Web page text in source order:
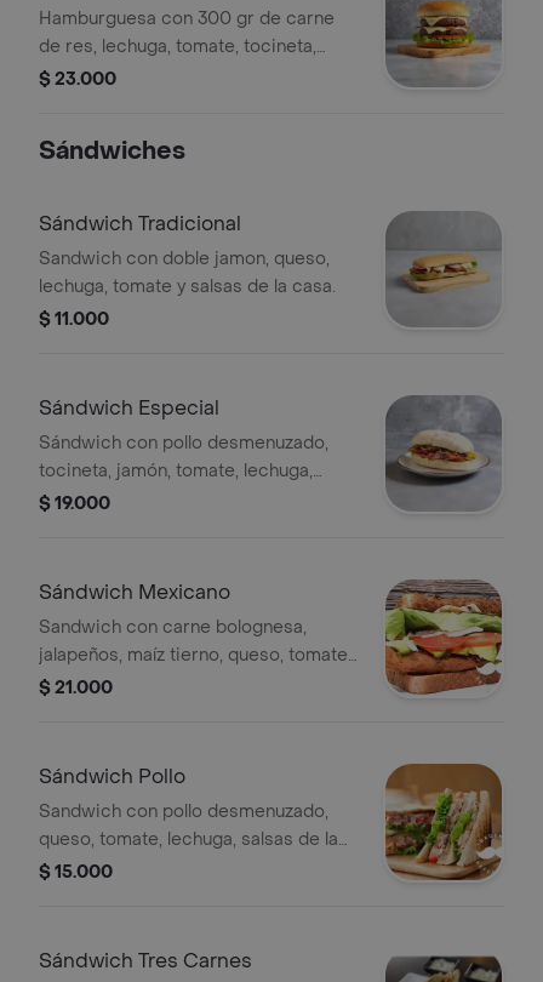
Hamburguesa con 300 gr de carne
de res, lechuga, tomate, tocineta,
cebolla caramelizada, doble queso y
$ 23.000
Sándwiches
Sándwich Tradicional
Sandwich con doble jamon, queso,
lechuga, tomate y salsas de la casa.
$ 11.000
Sándwich Especial
Sándwich con pollo desmenuzado,
tocineta, jamón, tomate, lechuga,
queso y salsas de la casa.
$ 19.000
Sándwich Mexicano
Sandwich con carne bolognesa,
jalapeños, maíz tierno, queso, tomate,
lechuga, cebolla y salsas de la casa.
$ 21.000
Sándwich Pollo
Sandwich con pollo desmenuzado,
queso, tomate, lechuga, salsas de la
casa.
$ 15.000
Sándwich Tres Carnes